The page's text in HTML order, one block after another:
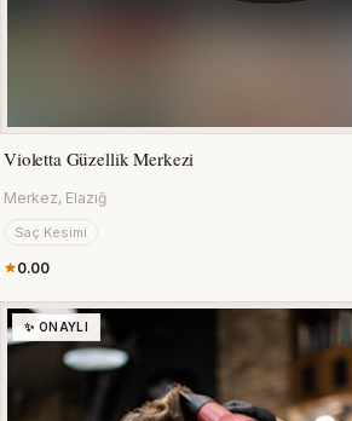
Violetta Güzellik Merkezi
Merkez, Elazığ
Saç Kesimi
0.00
✨ ONAYLI